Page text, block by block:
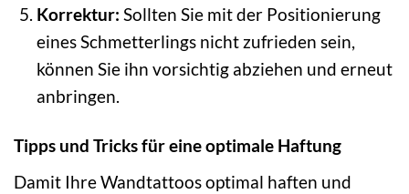
Korrektur: Sollten Sie mit der Positionierung
eines Schmetterlings nicht zufrieden sein,
können Sie ihn vorsichtig abziehen und erneut
anbringen.
Tipps und Tricks für eine optimale Haftung
Damit Ihre Wandtattoos optimal haften und